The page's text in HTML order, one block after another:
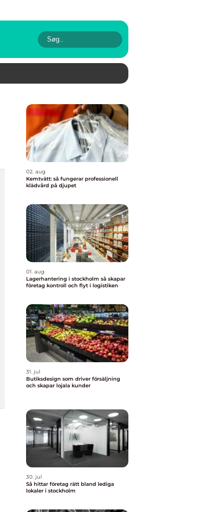
02. aug
Kemtvätt: så fungerar professionell
klädvård på djupet
01. aug
Lagerhantering i stockholm så skapar
företag kontroll och flyt i logistiken
31. jul
Butiksdesign som driver försäljning
och skapar lojala kunder
30. jul
Så hittar företag rätt bland lediga
lokaler i stockholm